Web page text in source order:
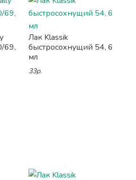
69,
Лак Klassik
быстросохнущий 54, 6
мл
33р.